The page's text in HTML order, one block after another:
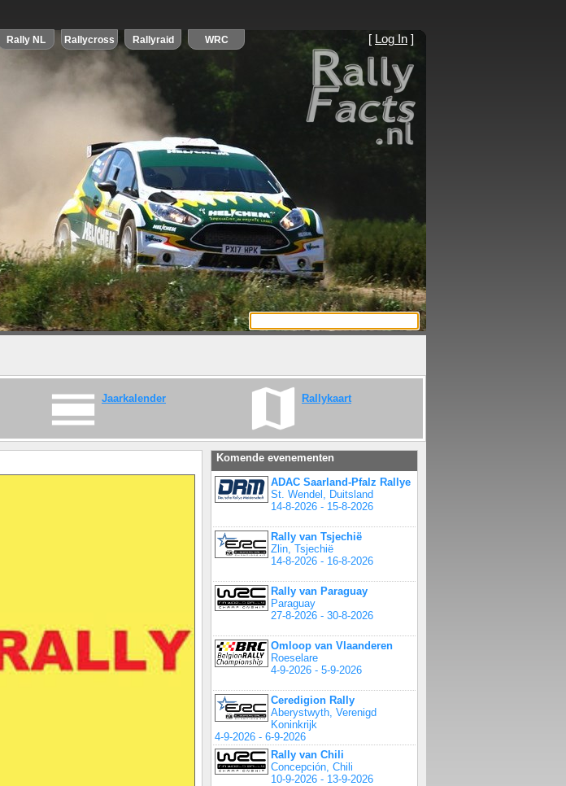
[ Log In ]
Jaarkalender Rallykaart
Komende evenementen
ADAC Saarland-Pfalz Rallye
St. Wendel, Duitsland
14-8-2026 - 15-8-2026
Rally van Tsjechië
Zlin, Tsjechië
14-8-2026 - 16-8-2026
Rally van Paraguay
Paraguay
27-8-2026 - 30-8-2026
Omloop van Vlaanderen
Roeselare
4-9-2026 - 5-9-2026
Ceredigion Rally
Aberystwyth, Verenigd
Koninkrijk
4-9-2026 - 6-9-2026
Rally van Chili
Concepción, Chili
10-9-2026 - 13-9-2026